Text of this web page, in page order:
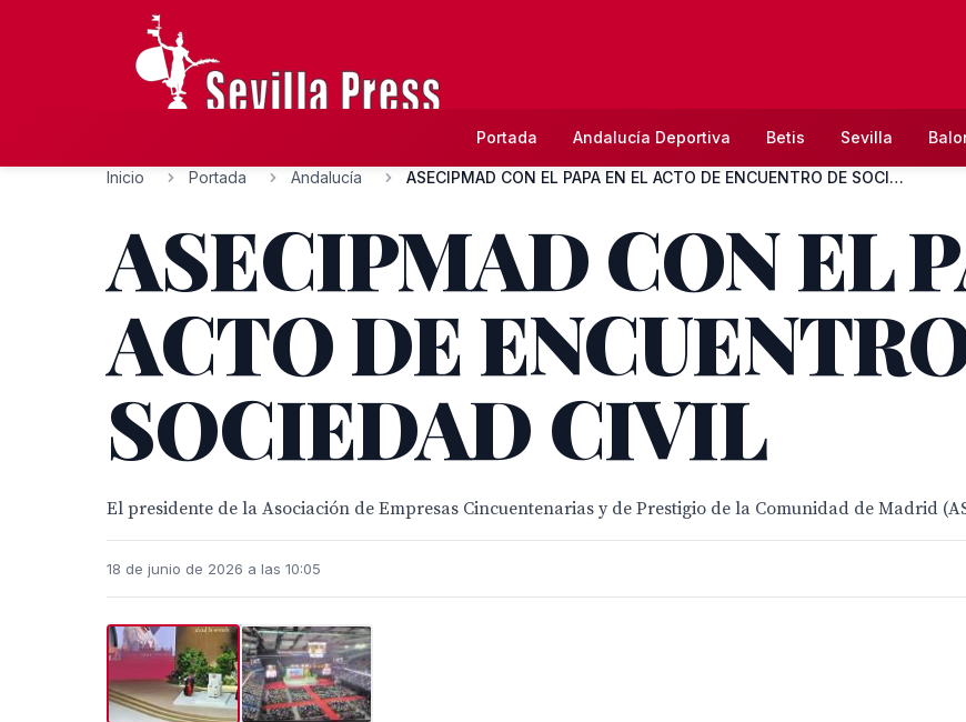
Portada Andalucía Deportiva Betis Sevilla
Inicio Portada Andalucía ASECIPMAD CON EL PAPA EN EL ACTO DE ENCUENTRO DE SOCIEDAD CI...
ASECIPMAD CON EL
ACTO DE
SOCIEDAD CIVIL
El presidente de la Asociación de Empresas Cincuentenarias y de Prestigio de la Comunidad de Madrid
18 de junio de 2026 a las 10:05